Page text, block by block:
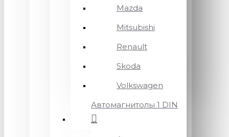
Mazda
Mitsubishi
Renault
Skoda
Volkswagen
Автомагнитолы 1 DIN